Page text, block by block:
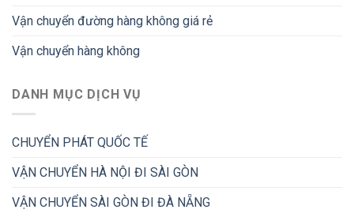
Vận chuyển đường hàng không giá rẻ
Vận chuyển hàng không
DANH MỤC DỊCH VỤ
CHUYỂN PHÁT QUỐC TẾ
VẬN CHUYỂN HÀ NỘI ĐI SÀI GÒN
VẬN CHUYỂN SÀI GÒN ĐI ĐÀ NẴNG